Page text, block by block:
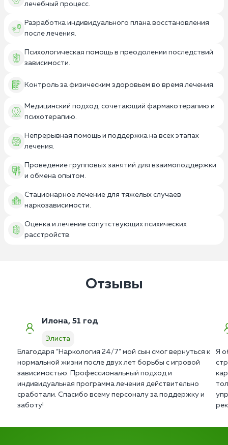
лечебный процесс.
Разработка индивидуального плана восстановления
после лечения.
Психологическая помощь в преодолении последствий
зависимости.
Контроль за физическим здоровьем во время лечения.
Медицинский подход, сочетающий фармакотерапию и
психотерапию.
Непрерывная помощь и поддержка на всех этапах
лечения.
Проведение групповых занятий для взаимоподдержки
и обмена опытом.
Стационарное лечение для тяжелых случаев
наркозависимости.
Оценка и лечение сопутствующих психических
расстройств.
Отзывы
Илона, 51 год
Элиста
Благодаря “Наркология 24/7” мой сын смог вернуться к
нормальной жизни после двух лет борьбы с игровой
зависимостью. Профессиональный подход и
индивидуальная программа лечения действительно
сработали. Спасибо всему персоналу за поддержку и
заботу!
Я